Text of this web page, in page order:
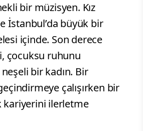
bir müzisyen. Kız
İstanbul’da büyük bir
içinde. Son derece
çocuksu ruhunu
bir kadın. Bir
çalışırken bir
kariyerini ilerletme